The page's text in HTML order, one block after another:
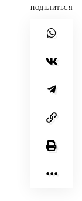
ПОДЕЛИТЬСЯ